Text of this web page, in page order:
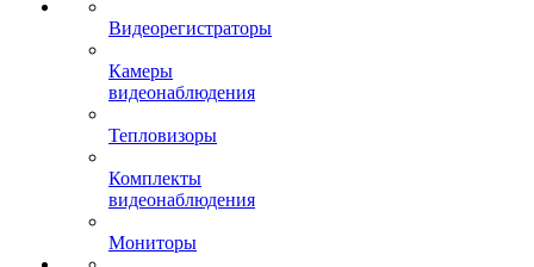
Видеорегистраторы
Камеры
видеонаблюдения
Тепловизоры
Комплекты
видеонаблюдения
Мониторы